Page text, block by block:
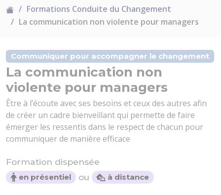
Formations Conduite du Changement
La communication non violente pour managers
Communiquer pour accompagner le changement
La communication non
violente pour managers
Être à l’écoute avec ses besoins et ceux des autres afin
de créer un cadre bienveillant qui permette de faire
émerger les ressentis dans le respect de chacun pour
communiquer de manière efficace
Formation dispensée
en présentiel ou à distance